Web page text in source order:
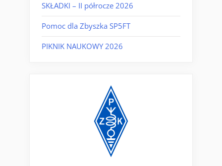
SKŁADKI – II półrocze 2026
Pomoc dla Zbyszka SP5FT
PIKNIK NAUKOWY 2026